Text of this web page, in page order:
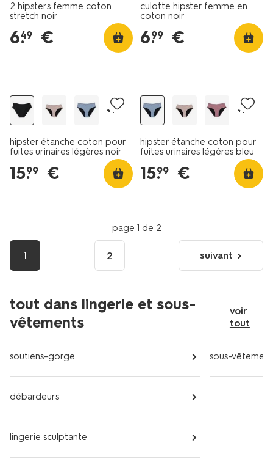
2 hipsters femme coton
stretch noir
6.
49 €
culotte hipster femme en
coton noir
6.
99 €
+1
hipster étanche coton pour
fuites urinaires légères noir
15.
99 €
+1
hipster étanche coton pour
fuites urinaires légères bleu
15.
99 €
page 1 de 2
1 2
page
suivante
suivant
tout dans lingerie et sous-
vêtements
voir
tout
soutiens-gorge
débardeurs
lingerie sculptante
sous-